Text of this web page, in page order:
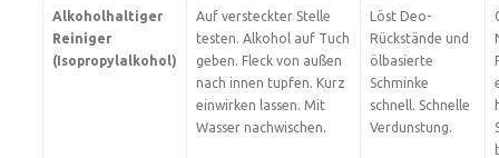
Alkoholhaltiger
Reiniger
(Isopropylalkohol)
Auf versteckter Stelle
testen. Alkohol auf Tuch
geben. Fleck von außen
nach innen tupfen. Kurz
einwirken lassen. Mit
Wasser nachwischen.
Löst Deo-
Rückstände und
ölbasierte
Schminke
schnell. Schnelle
Verdunstung.